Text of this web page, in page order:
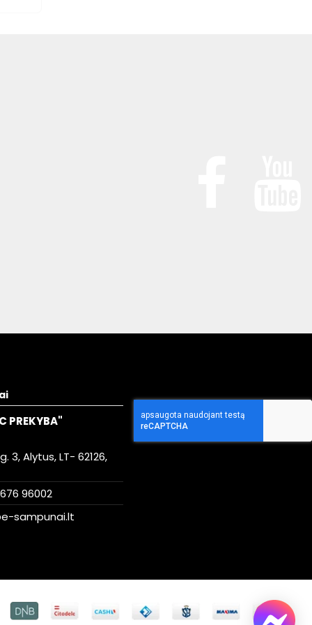
PREKYBA"
3, Alytus, LT- 62126,
96002
sampunai.lt